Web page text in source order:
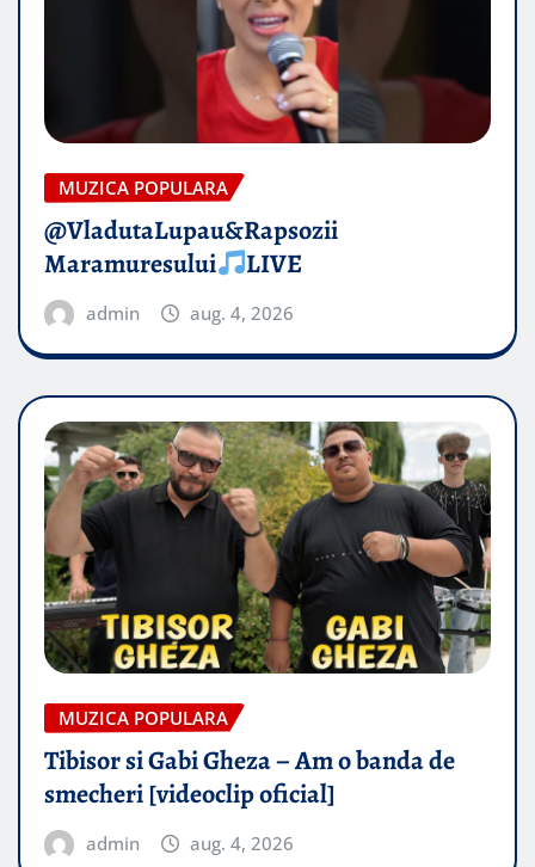
MUZICA POPULARA
@VladutaLupau&Rapsozii
Maramuresului
LIVE
admin aug. 4, 2026
MUZICA POPULARA
Tibisor si Gabi Gheza – Am o banda de
smecheri [videoclip oficial]
admin aug. 4, 2026